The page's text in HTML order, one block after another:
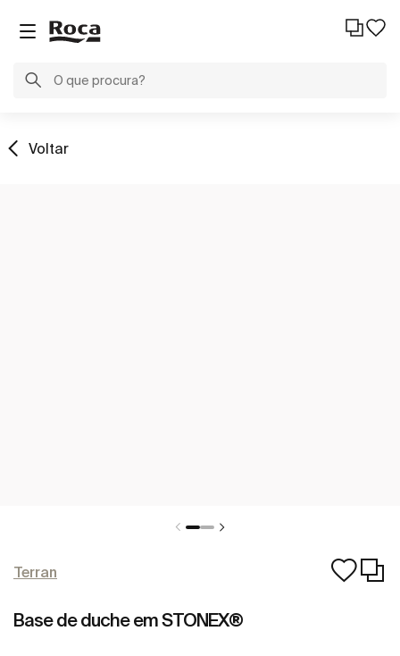
Voltar
Terran
Base de duche em STONEX®